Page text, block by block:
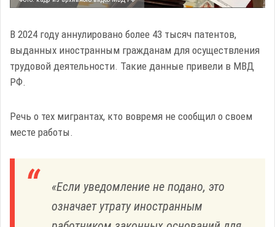
В 2024 году аннулировано более 43 тысяч патентов,
выданных иностранным гражданам для осуществления
трудовой деятельности. Такие данные привели в МВД
РФ.
Речь о тех мигрантах, кто вовремя не сообщил о своем
месте работы.
«Если уведомление не подано, это
означает утрату иностранным